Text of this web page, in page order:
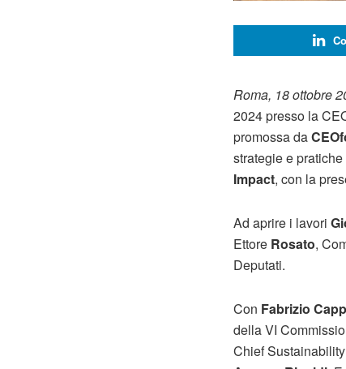
Roma, 18 ottobre
2024 presso la
promossa da
strategie e
Impact, con la
Ad aprire i lavori
Ettore Rosato,
Deputati.
Con Fabrizio
della VI
Chief